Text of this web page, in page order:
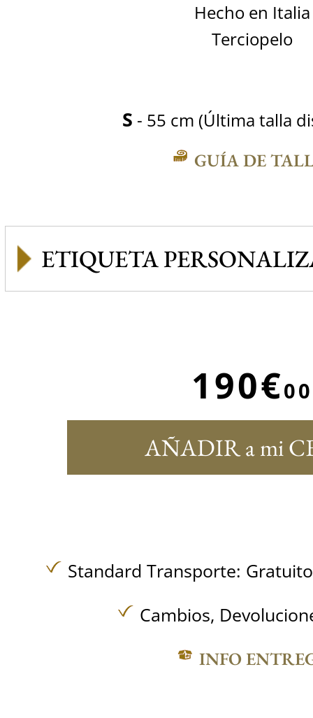
Hecho en Italia
Terciopelo
S - 55 cm (Última talla
GUÍA DE
ETIQUETA
190€00
AÑADIR a mi
Standard Transporte:
Cambios,
INFO